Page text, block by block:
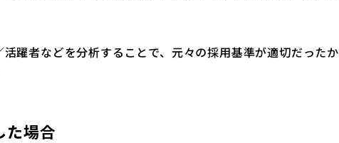
躍者などを分析することで、元々の採用基準が適切だったか
場合